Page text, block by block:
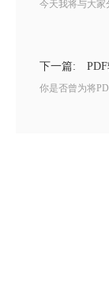
今天我将与大家
下一篇:
你是否曾为将